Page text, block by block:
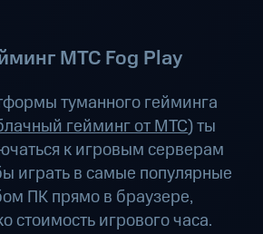
МТС Fog Play
туманного гейминга
гейминг от МТС) ты
к игровым серверам
играть в самые популярные
ПК прямо в браузере,
стоимость игрового часа.